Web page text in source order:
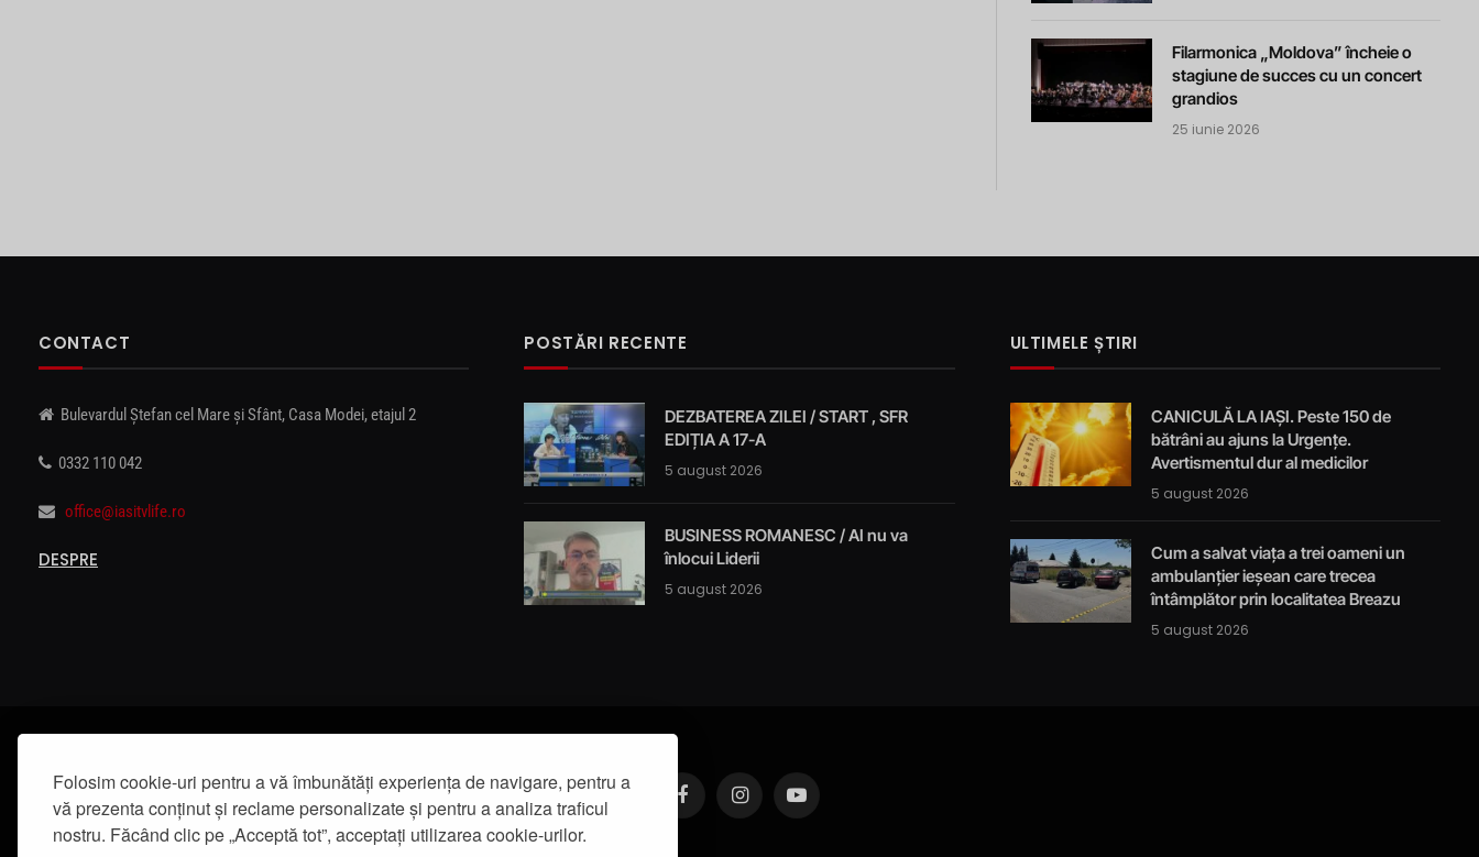
Folosim cookie-uri pentru a vă îmbunătăți experiența de navigare, pentru a
vă prezenta conținut și reclame personalizate și pentru a analiza traficul
nostru. Făcând clic pe „Acceptă tot”, acceptați utilizarea cookie-urilor.
Filarmonica „Moldova” încheie o
stagiune de succes cu un concert
grandios
25 iunie 2026
CONTACT
Bulevardul Ștefan cel Mare și Sfânt, Casa Modei, etajul 2
0332 110 042
office@iasitvlife.ro
DESPRE
POSTĂRI RECENTE
DEZBATEREA ZILEI / START , SFR
EDIȚIA A 17-A
5 august 2026
BUSINESS ROMANESC / AI nu va
înlocui Liderii
5 august 2026
ULTIMELE ȘTIRI
CANICULĂ LA IAȘI. Peste 150 de
bătrâni au ajuns la Urgențe.
Avertismentul dur al medicilor
5 august 2026
Cum a salvat viața a trei oameni un
ambulanțier ieșean care trecea
întâmplător prin localitatea Breazu
5 august 2026
FacebookInstagramYouTube